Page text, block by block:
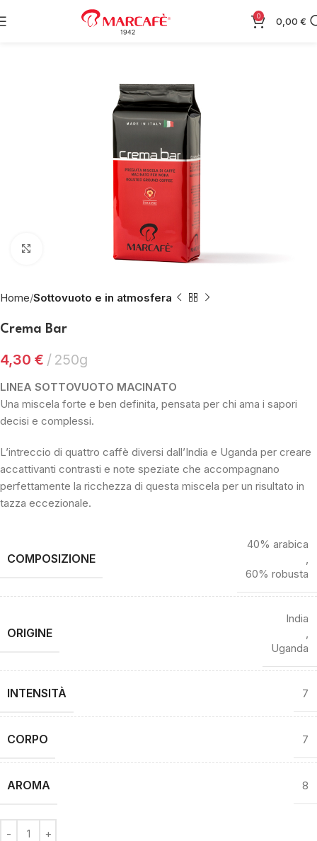
0 0,00 €
Fai clic per ingrandire
Home Sottovuoto e in atmosfera
Crema Bar
4,30 € 250g
LINEA SOTTOVUOTO MACINATO
Una miscela forte e ben definita, pensata per chi ama i sapori
decisi e complessi.
L’intreccio di quattro caffè diversi dall’India e Uganda per creare
accattivanti contrasti e note speziate che accompagnano
perfettamente la ricchezza di questa miscela per un risultato in
tazza eccezionale.
COMPOSIZIONE
40% arabica
60% robusta
ORIGINE
India
Uganda
INTENSITÀ 7
CORPO 7
AROMA 8
Alternative: